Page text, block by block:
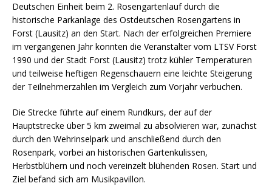
Deutschen Einheit beim 2. Rosengartenlauf durch die
historische Parkanlage des Ostdeutschen Rosengartens in
Forst (Lausitz) an den Start. Nach der erfolgreichen Premiere
im vergangenen Jahr konnten die Veranstalter vom LTSV Forst
1990 und der Stadt Forst (Lausitz) trotz kühler Temperaturen
und teilweise heftigen Regenschauern eine leichte Steigerung
der Teilnehmerzahlen im Vergleich zum Vorjahr verbuchen.
Die Strecke führte auf einem Rundkurs, der auf der
Hauptstrecke über 5 km zweimal zu absolvieren war, zunächst
durch den Wehrinselpark und anschließend durch den
Rosenpark, vorbei an historischen Gartenkulissen,
Herbstblühern und noch vereinzelt blühenden Rosen. Start und
Ziel befand sich am Musikpavillon.